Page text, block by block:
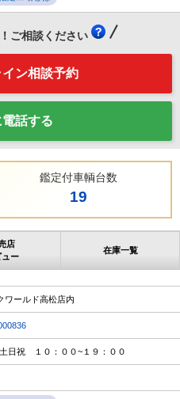
ご相談ください
ン相談予約
話する
鑑定付車輌台数
19
店
ュー
在庫一覧
ールド高松店内
日祝 １０：００~１９：００